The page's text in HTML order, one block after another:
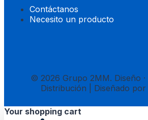
Contáctanos
Necesito un producto
© 2026 Grupo 2MM. Diseño ·
Distribución | Diseñado por
Your shopping cart